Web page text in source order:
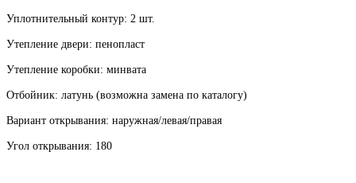
Уплотнительный контур: 2 шт.
Утепление двери: пенопласт
Утепление коробки: минвата
Отбойник: латунь (возможна замена по каталогу)
Вариант открывания: наружная/левая/правая
Угол открывания: 180